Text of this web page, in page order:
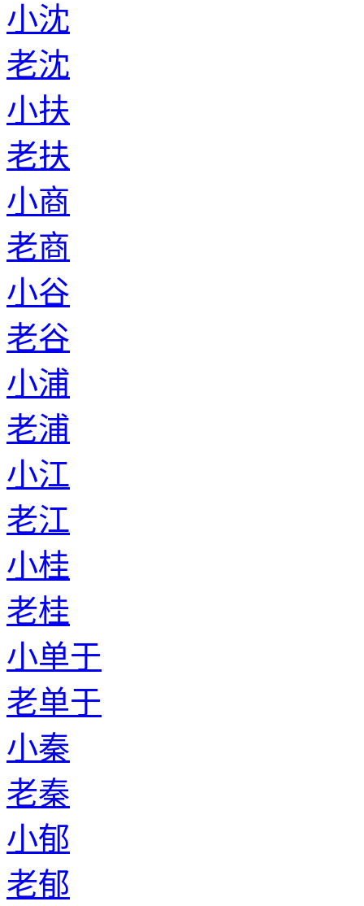
小沈
老沈
小扶
老扶
小商
老商
小谷
老谷
小浦
老浦
小江
老江
小桂
老桂
小单于
老单于
小秦
老秦
小郁
老郁